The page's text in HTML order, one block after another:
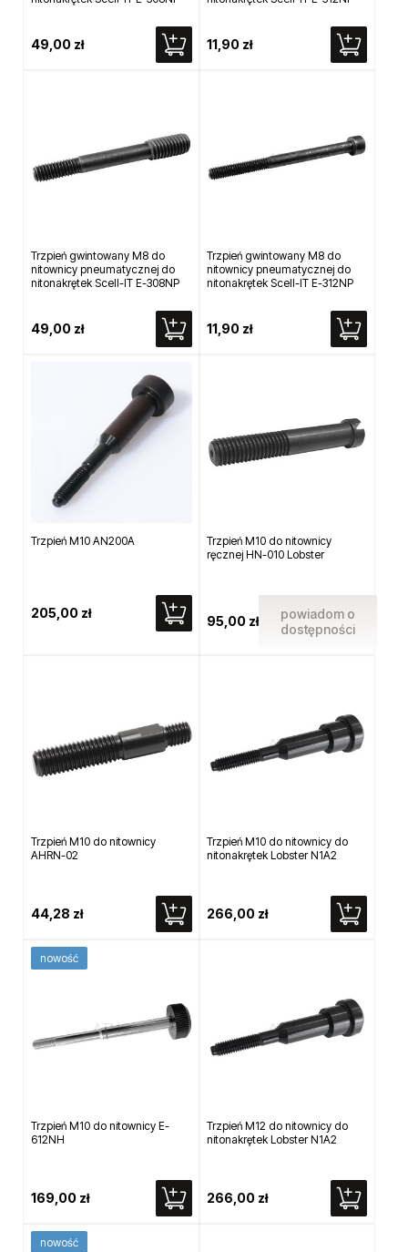
49,00 zł 11,90 zł
Trzpień gwintowany M8 do
nitownicy pneumatycznej do
nitonakrętek Scell-IT E-308NP
49,00 zł
Trzpień gwintowany M8 do
nitownicy pneumatycznej do
nitonakrętek Scell-IT E-312NP
11,90 zł
Trzpień M10 AN200A
205,00 zł
Trzpień M10 do nitownicy
ręcznej HN-010 Lobster
95,00 zł
powiadom o
dostępności
Trzpień M10 do nitownicy
AHRN-02
44,28 zł
Trzpień M10 do nitownicy do
nitonakrętek Lobster N1A2
266,00 zł
Trzpień M10 do nitownicy E-
612NH
169,00 zł
nowość
Trzpień M12 do nitownicy do
nitonakrętek Lobster N1A2
266,00 zł
nowość